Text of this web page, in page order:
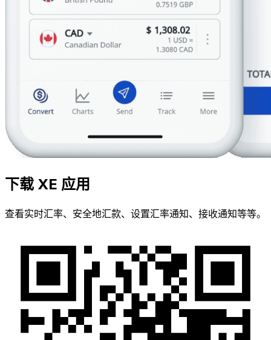
下载 XE 应用
查看实时汇率、安全地汇款、设置汇率通知、接收通知等等。